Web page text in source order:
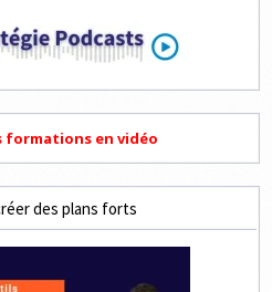
formations en vidéo
des plans forts